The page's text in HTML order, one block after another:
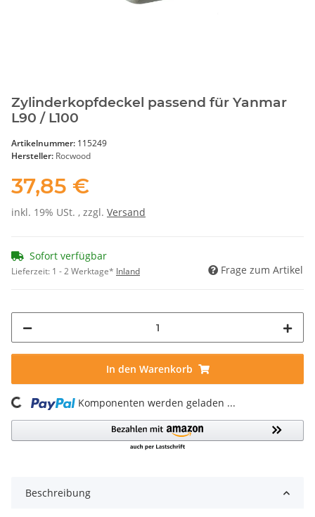
Zylinderkopfdeckel passend für Yanmar
L90 / L100
Artikelnummer: 115249
Hersteller: Rocwood
37,85 €
inkl. 19% USt. , zzgl. Versand
Sofort verfügbar
Lieferzeit: 1 - 2 Werktage* Inland Frage zum Artikel
In den Warenkorb
Loading... Komponenten werden geladen ...
Beschreibung